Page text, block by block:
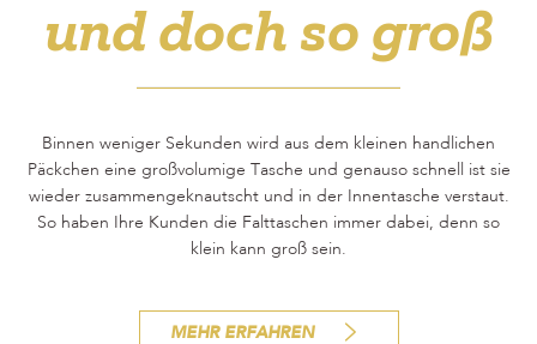
und doch so groß
Binnen weniger Sekunden wird aus dem kleinen handlichen
Päckchen eine großvolumige Tasche und genauso schnell ist sie
wieder zusammengeknautscht und in der Innentasche verstaut.
So haben Ihre Kunden die Falttaschen immer dabei, denn so
klein kann groß sein.
MEHR ERFAHREN